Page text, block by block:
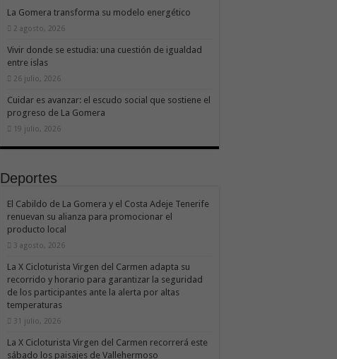
La Gomera transforma su modelo energético
2 agosto, 2026
Vivir donde se estudia: una cuestión de igualdad
entre islas
26 julio, 2026
Cuidar es avanzar: el escudo social que sostiene el
progreso de La Gomera
19 julio, 2026
Deportes
El Cabildo de La Gomera y el Costa Adeje Tenerife
renuevan su alianza para promocionar el
producto local
3 agosto, 2026
La X Cicloturista Virgen del Carmen adapta su
recorrido y horario para garantizar la seguridad
de los participantes ante la alerta por altas
temperaturas
31 julio, 2026
La X Cicloturista Virgen del Carmen recorrerá este
sábado los paisajes de Vallehermoso